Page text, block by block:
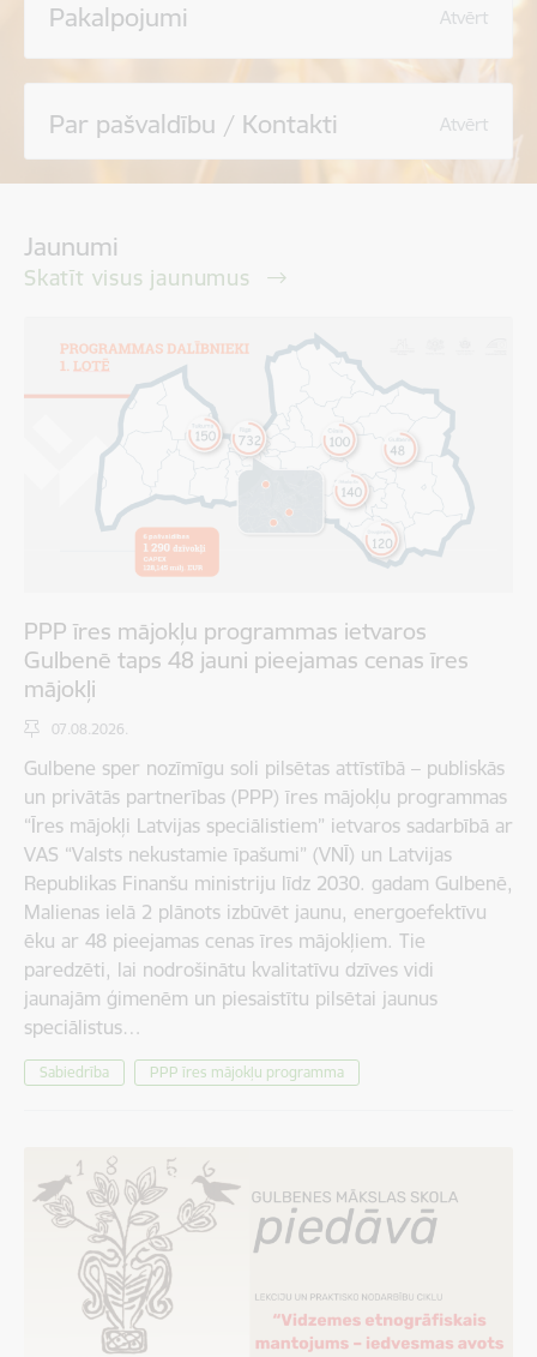
Pakalpojumi Atvērt
Par pašvaldību / Kontakti Atvērt
Jaunumi
Skatīt visus jaunumus
PPP īres mājokļu programmas ietvaros
Gulbenē taps 48 jauni pieejamas cenas īres
mājokļi
07.08.2026.
Gulbene sper nozīmīgu soli pilsētas attīstībā – publiskās
un privātās partnerības (PPP) īres mājokļu programmas
“Īres mājokļi Latvijas speciālistiem” ietvaros sadarbībā ar
VAS “Valsts nekustamie īpašumi” (VNĪ) un Latvijas
Republikas Finanšu ministriju līdz 2030. gadam Gulbenē,
Malienas ielā 2 plānots izbūvēt jaunu, energoefektīvu
ēku ar 48 pieejamas cenas īres mājokļiem. Tie
paredzēti, lai nodrošinātu kvalitatīvu dzīves vidi
jaunajām ģimenēm un piesaistītu pilsētai jaunus
speciālistus…
Sabiedrība PPP īres mājokļu programma